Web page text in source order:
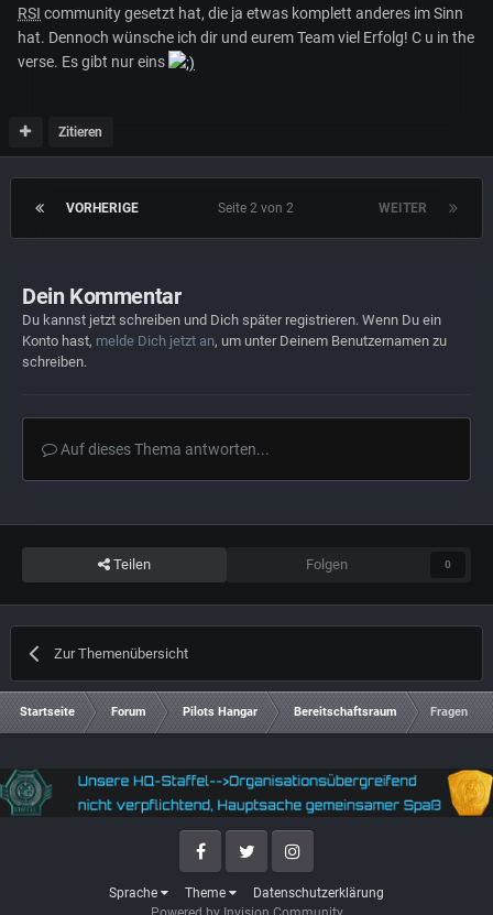
RSI community gesetzt hat, die ja etwas komplett anderes im Sinn
hat. Dennoch wünsche ich dir und eurem Team viel Erfolg! C u in the
verse. Es gibt nur eins
Zitieren
VORHERIGE WEITER
Seite 2 von 2
Dein Kommentar
Du kannst jetzt schreiben und Dich später registrieren. Wenn Du ein
Konto hast, melde Dich jetzt an, um unter Deinem Benutzernamen zu
schreiben.
Auf dieses Thema antworten...
Teilen Folgen 0
Zur Themenübersicht
Startseite Forum Pilots Hangar Bereitschaftsraum Fragen zu
Sprache Theme Datenschutzerklärung
FacebookTwitter Instagram